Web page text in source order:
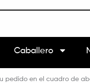
Caballero
en el cuadro de